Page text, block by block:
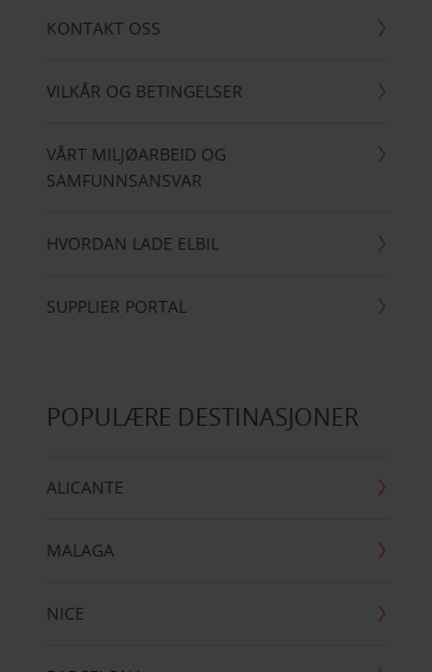
KONTAKT OSS
VILKÅR OG BETINGELSER
VÅRT MILJØARBEID OG
SAMFUNNSANSVAR
HVORDAN LADE ELBIL
SUPPLIER PORTAL
POPULÆRE DESTINASJONER
ALICANTE
MALAGA
NICE